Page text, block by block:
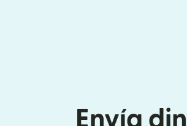
Envía